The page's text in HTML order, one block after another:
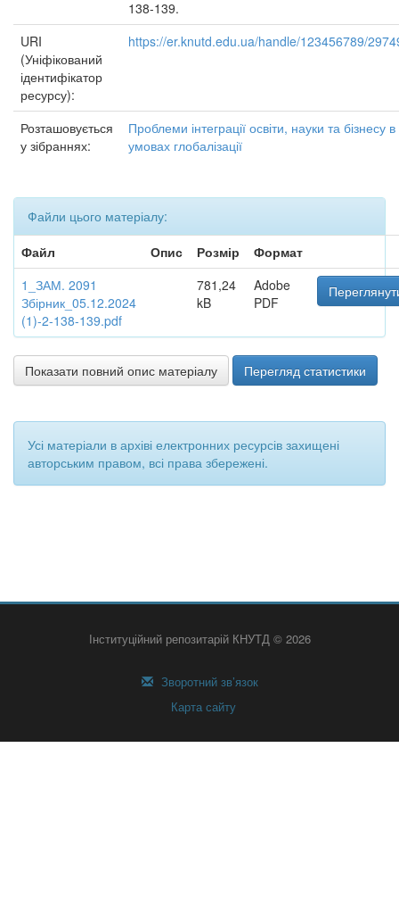
138-139.
URI
(Уніфікований
ідентифікатор
ресурсу):
https://er.knutd.edu.ua/handle/123456789/
Розташовується
у зібраннях:
Проблеми інтеграції освіти, науки та бізнесу в
умовах глобалізації
Файли цього матеріалу:
Файл
Опис Розмір
Формат
1_ЗАМ. 2091
Збірник_05.12.2024
(1)-2-138-139.pdf
781,24
kB
Adobe
PDF
Показати повний опис матеріалу Перегляд статистики
Усі матеріали в архіві електронних ресурсів захищені
авторським правом, всі права збережені.
Інституційний репозитарій КНУТД © 2026
Зворотний зв’язок
Карта сайту